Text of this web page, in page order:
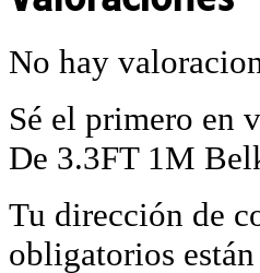
No hay
Sé el primero en
De 3.3FT 1M
Tu dirección de
obligatorios